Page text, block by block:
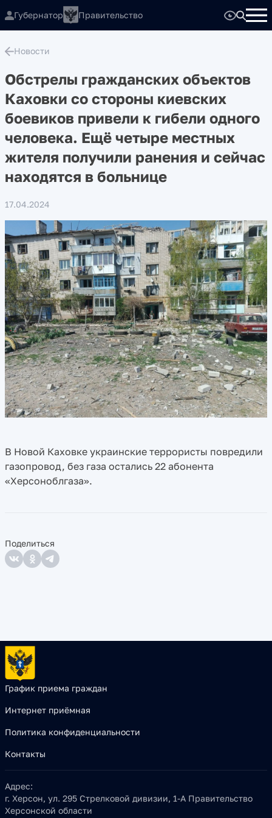
Губернатор Правительство
Новости
Обстрелы гражданских объектов
Каховки со стороны киевских
боевиков привели к гибели одного
человека. Ещё четыре местных
жителя получили ранения и сейчас
находятся в больнице
17.04.2024
В Новой Каховке украинские террористы повредили
газопровод, без газа остались 22 абонента
«Херсоноблгаза».
Поделиться
График приема граждан
Интернет приёмная
Политика конфиденциальности
Контакты
Адрес:
г. Херсон, ул. 295 Стрелковой дивизии, 1-А Правительство
Херсонской области